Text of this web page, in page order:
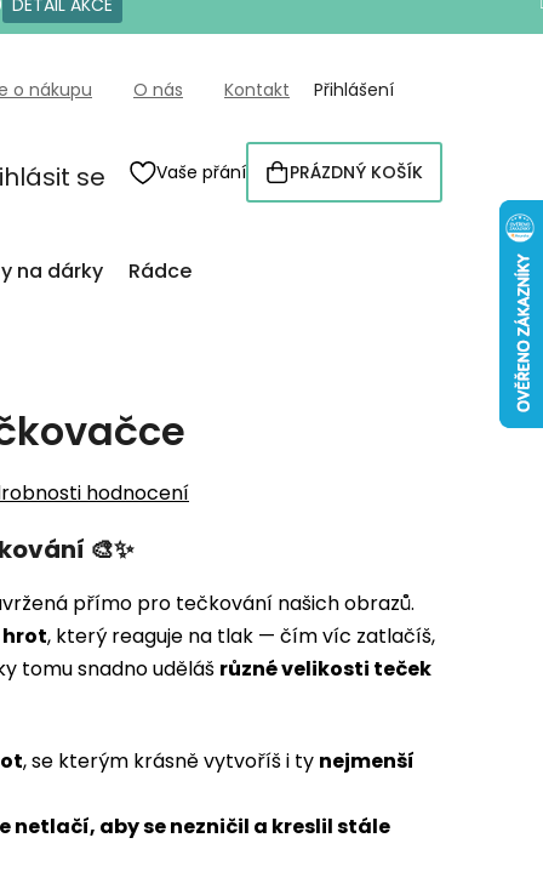
DETAIL AKCE
o nákupu O nás Kontakt Přihlášení
se Vaše přání
NÁKUPNÍ
KOŠÍK
PRÁZDNÝ KOŠÍK
na dárky Rádce
hodnocení
🎨✨
přímo pro tečkování našich obrazů.
, který reaguje na tlak — čím víc zatlačíš,
tomu snadno uděláš různé velikosti teček
, se kterým krásně vytvoříš i ty nejmenší
netlačí, aby se nezničil a kreslil stále